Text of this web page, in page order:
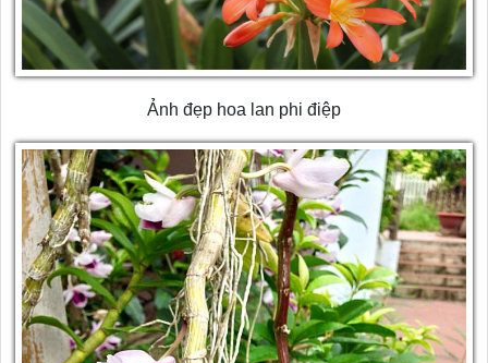
Ảnh đẹp hoa lan phi điệp